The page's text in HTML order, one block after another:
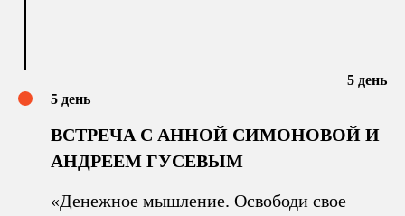
5 день
5 день
ВСТРЕЧА С АННОЙ СИМОНОВОЙ И
АНДРЕЕМ ГУСЕВЫМ
«Денежное мышление. Освободи свое